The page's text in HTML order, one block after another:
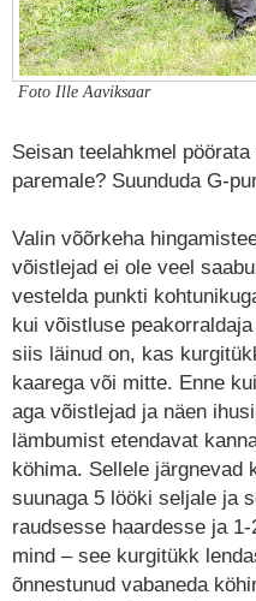
Foto Ille Aaviksaar
Seisan teelahkmel
paremale? Suunduda G-
Valin võõrkeha
võistlejad ei ole veel
vestelda punkti
kui võistluse
siis läinud on, kas
kaarega või mitte. Enne
aga võistlejad ja näen
lämbumist etendavat
köhima. Sellele järgnevad
suunaga 5 lööki seljale ja
raudsesse haardesse ja
mind – see kurgitükk
õnnestunud vabaneda